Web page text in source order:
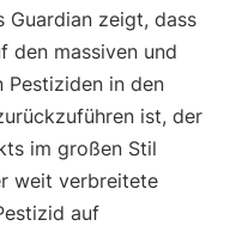
Guardian zeigt, dass
den massiven und
Pestiziden in den
ist, der
im großen Stil
weit verbreitete
auf